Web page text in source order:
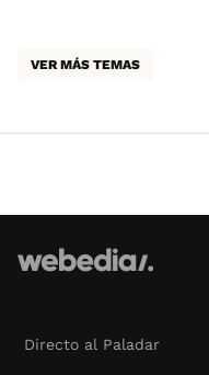
VER MÁS TEMAS
Directo al Paladar